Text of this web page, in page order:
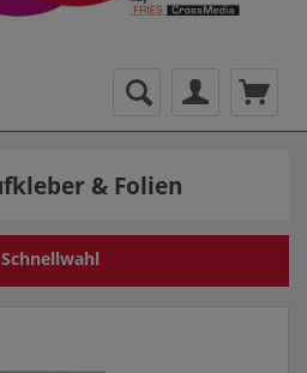
& Folien
Schnellwahl